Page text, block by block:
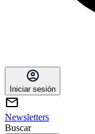
Iniciar sesión
Newsletters
Buscar